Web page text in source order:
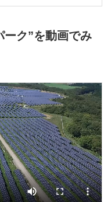
ーク”を動画でみ